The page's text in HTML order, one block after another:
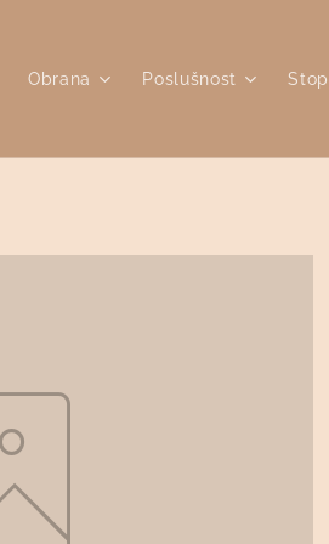
Obrana Poslušnost